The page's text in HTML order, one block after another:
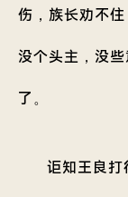
伤，族长劝不
没个头主，没
了。
讵知王良打